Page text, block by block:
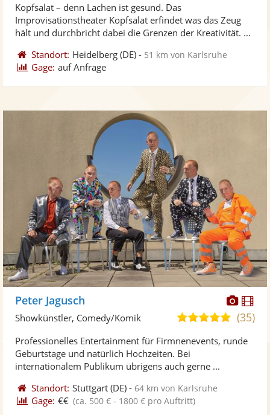
Sternen
Kopfsalat – denn Lachen ist gesund. Das
Improvisationstheater Kopfsalat erfindet was das Zeug
hält und durchbricht dabei die Grenzen der Kreativität. ...
Standort: Heidelberg (DE) - 51 km von Karlsruhe
Gage: auf Anfrage
Fotos
Peter Jagusch
5,0
5
(35)
Showkünstler, Comedy/Komik
Professionelles Entertainment für Firmnenevents, runde
Geburtstage und natürlich Hochzeiten. Bei
internationalem Publikum übrigens auch gerne ...
Standort: Stuttgart (DE) -64 km von Karlsruhe
Gage: €€ (ca. 500 € - 1800 € pro Auftritt)